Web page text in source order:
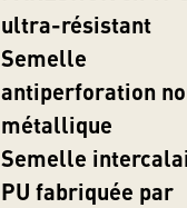
ultra-résistant
Semelle
antiperforation
métallique
Semelle
PU fabriquée par